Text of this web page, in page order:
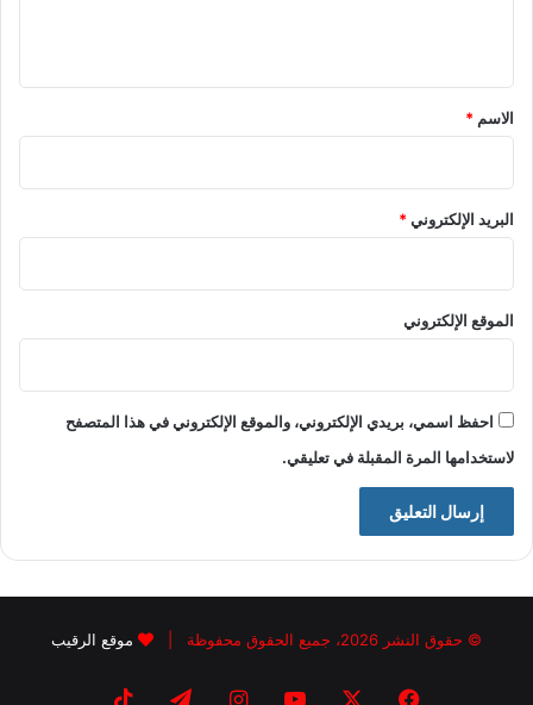
*
الاسم *
البريد الإلكتروني*
الموقع الإلكتروني
احفظ اسمي، بريدي الإلكتروني، والموقع الإلكتروني في هذا المتصفح
لاستخدامها المرة المقبلة في تعليقي.
© حقوق النشر 2026، جميع الحقوق محفوظة | موقع الرقيب
فيسبوك يوتيوب انستقرام تيلقرام